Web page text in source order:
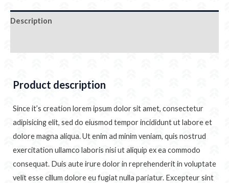
Description
Product description
Since it’s creation lorem ipsum dolor sit amet, consectetur
adipisicing elit, sed do eiusmod tempor incididunt ut labore et
dolore magna aliqua. Ut enim ad minim veniam, quis nostrud
exercitation ullamco laboris nisi ut aliquip ex ea commodo
consequat. Duis aute irure dolor in reprehenderit in voluptate
velit esse cillum dolore eu fugiat nulla pariatur. Excepteur sint